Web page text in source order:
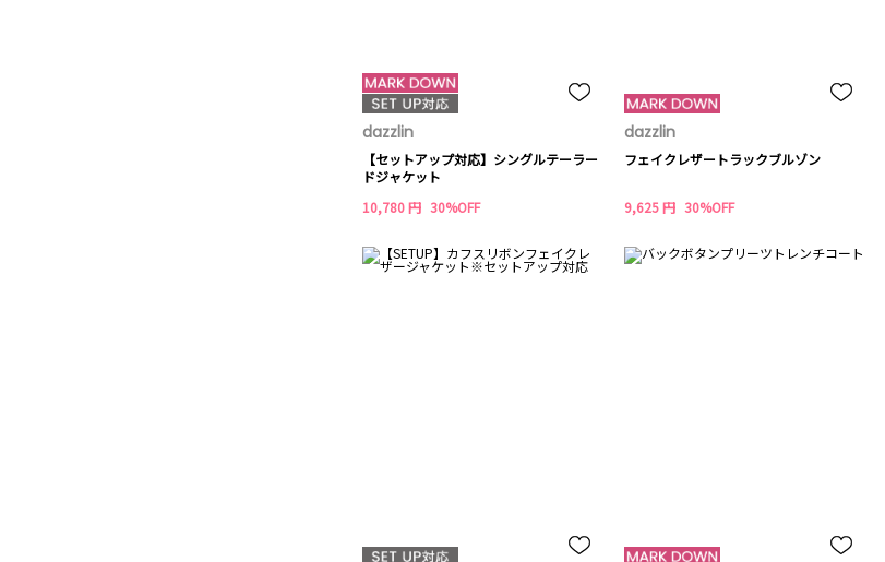
dazzlin
【セットアップ対応】シングルテーラー
ドジャケット
10,780 円 30%OFF
dazzlin
フェイクレザートラックブルゾン
9,625 円 30%OFF